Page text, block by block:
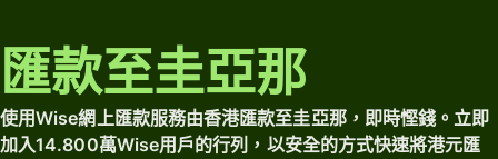
匯款至圭亞那
使用Wise網上匯款服務由香港匯款至圭亞那，即時慳錢。立即
加入14.800萬Wise用戶的行列，以安全的方式快速將港元匯